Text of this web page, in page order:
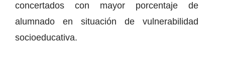
concertados con mayor porcentaje de
alumnado en situación de vulnerabilidad
socioeducativa.